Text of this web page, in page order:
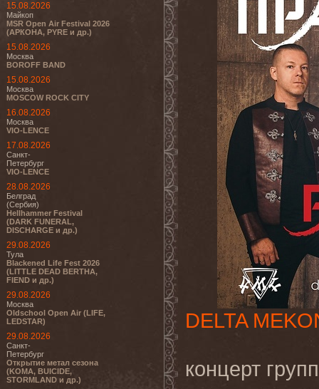
15.08.2026
Майкоп
MSR Open Air Festival 2026
(АРКОНА, PYRE и др.)
15.08.2026
Москва
BOROFF BAND
15.08.2026
Москва
MOSCOW ROCK CITY
16.08.2026
Москва
VIO-LENCE
17.08.2026
Санкт-
Петербург
VIO-LENCE
28.08.2026
Белград
(Сербия)
Hellhammer Festival
(DARK FUNERAL,
DISCHARGE и др.)
29.08.2026
Тула
Blackened Life Fest 2026
(LITTLE DEAD BERTHA,
FIEND и др.)
29.08.2026
Москва
Oldschool Open Air (LIFE,
LEDSTAR)
29.08.2026
Санкт-
Петербург
Открытие метал сезона
(KOMA, BUICIDE,
STORMLAND и др.)
DELTA
концерт